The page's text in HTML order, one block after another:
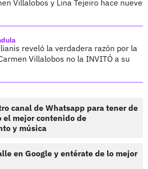
Villalobos y Lina Tejeiro hace nueve
reveló la verdadera razón por la
Villalobos no la INVITÓ a su
canal de Whatsapp para tener de
el mejor contenido de
y música
en Google y entérate de lo mejor